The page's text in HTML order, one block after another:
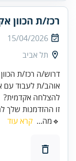
רכז/ת הכוון
15/04/2026
תל אביב
אוהב/ת לעבוד עם
זו ההזדמנות שלך
🔹מה... קרא עוד